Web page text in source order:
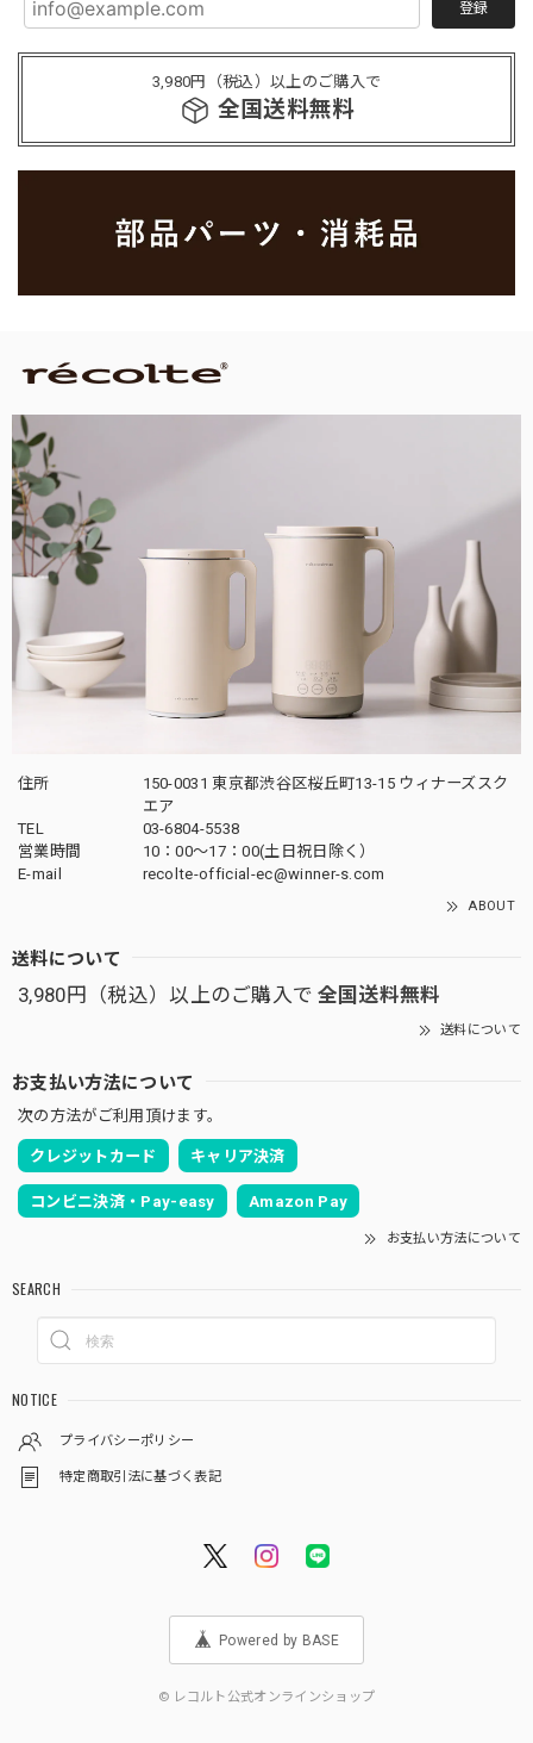
登録
3,980円（税込）以上のご購入で
全国送料無料
住所
150-0031 東京都渋谷区桜丘町13-15 ウィナーズスク
エア
TEL
03-6804-5538
営業時間
10：00〜17：00(土日祝日除く）
E-mail
recolte-official-ec@winner-s.com
ABOUT
送料について
3,980円（税込）以上のご購入で 全国送料無料
送料について
お支払い方法について
次の方法がご利用頂けます。
クレジットカード キャリア決済
コンビニ決済・Pay-easy Amazon Pay
お支払い方法について
SEARCH
NOTICE
プライバシーポリシー
特定商取引法に基づく表記
Powered by BASE
© レコルト公式オンラインショップ